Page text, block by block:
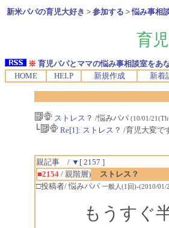
新米パパの育児大好き > 参加する >悩み事相
育
※ 育児パパとママの悩み事相談室をあ
HOME
HELP 新規作成 新着
ストレス？ /悩みパパ (10/01/
└ Re[1]: ストレス？ /育児大変で
親記事 / ▼[ 2157 ]
■2154/ 親階層)
ストレス？
□投稿者/ 悩みパパ 一般人(1回)-(2010/01/
もうすぐ